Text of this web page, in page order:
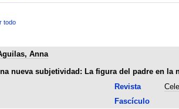
todo
Anna
nueva subjetividad: La figura del padre en la
Revista
Fascículo